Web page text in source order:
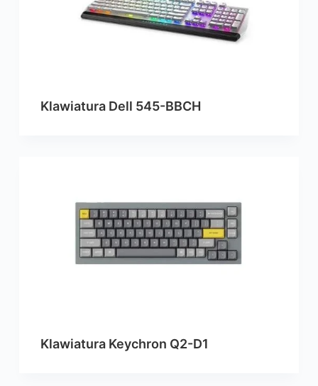
Klawiatura Dell 545-BBCH
Klawiatura Keychron Q2-D1